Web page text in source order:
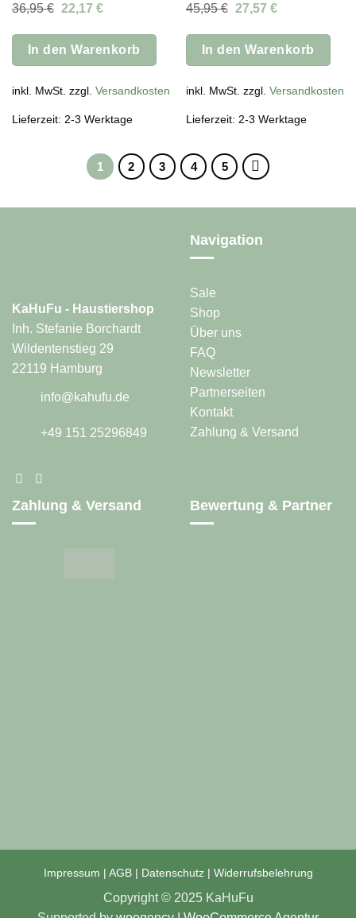
36,95€
Ursprünglicher
war:
36,95 €
22,17 €Aktueller
ist:
22,17 €.
In den Warenkorb
inkl. MwSt. zzgl. Versandkosten
Lieferzeit: 2-3 Werktage
45,95€
Ursprünglicher
war:
45,95 €
27,57 €Aktueller
ist:
27,57 €.
In den Warenkorb
inkl. MwSt. zzgl. Versandkosten
Lieferzeit: 2-3 Werktage
1 2 3 4 5
KaHuFu - Haustiershop
Inh. Stefanie Borchardt
Wildentenstieg 29
22119 Hamburg
info@kahufu.de
+49 151 25296849
Navigation
Sale
Shop
Über uns
FAQ
Newsletter
Partnerseiten
Kontakt
Zahlung & Versand
Zahlung & Versand Bewertung & Partner
Impressum | AGB| Datenschutz| Widerrufsbelehrung
Copyright © 2025 KaHuFu